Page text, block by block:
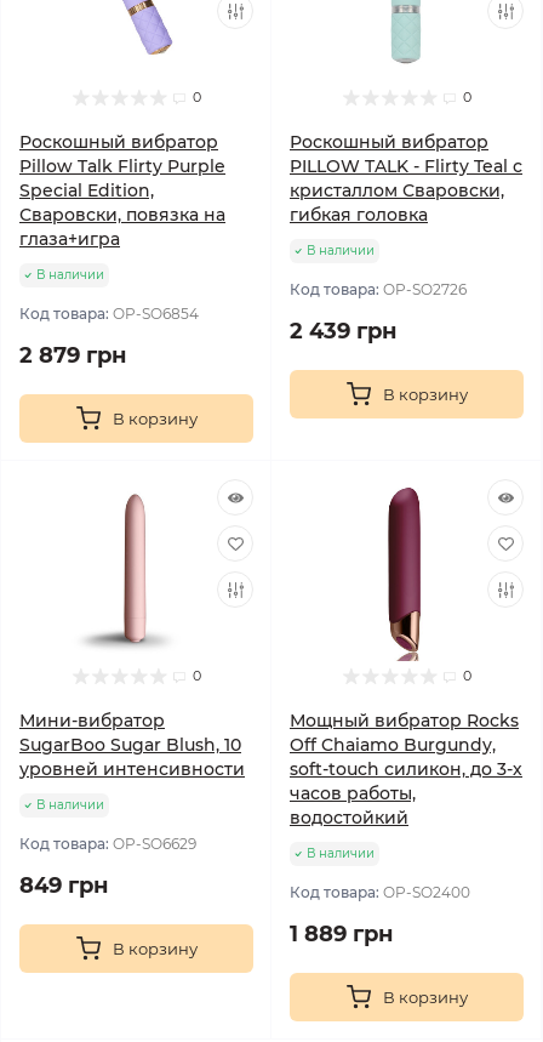
0
Роскошный вибратор
Pillow Talk Flirty Purple
Special Edition,
Сваровски, повязка на
глаза+игра
В наличии
Код товара: OP-SO6854
2 879 грн
В корзину
0
Роскошный вибратор
PILLOW TALK - Flirty Teal с
кристаллом Сваровски,
гибкая головка
В наличии
Код товара: OP-SO2726
2 439 грн
В корзину
0
Мини-вибратор
SugarBoo Sugar Blush, 10
уровней интенсивности
В наличии
Код товара: OP-SO6629
849 грн
В корзину
0
Мощный вибратор Rocks
Off Chaiamo Burgundy,
soft-touch силикон, до 3-х
часов работы,
водостойкий
В наличии
Код товара: OP-SO2400
1 889 грн
В корзину